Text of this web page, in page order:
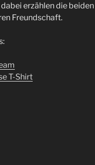
erzählen die
Freundschaft.
T-Shirt